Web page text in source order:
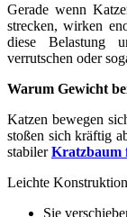
Gerade wenn
strecken, wirken
diese Belastung
verrutschen oder
Warum Gewicht
Katzen bewegen
stoßen sich kräftig
stabilerKratzbaum
Leichte
Sie